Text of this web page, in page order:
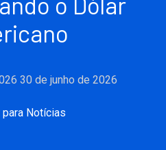
30 de junho de 2026
Notícias